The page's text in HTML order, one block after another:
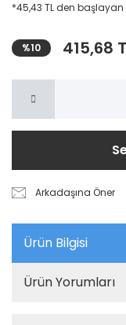
*45,43 TL den başlayan
%10 415,68
Arkadaşına Öner
Ürün Bilgisi
Ürün Yorumları